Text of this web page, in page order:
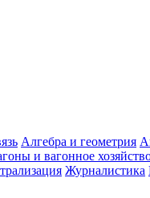
Алгебра и геометрия
и вагонное
Журналистика